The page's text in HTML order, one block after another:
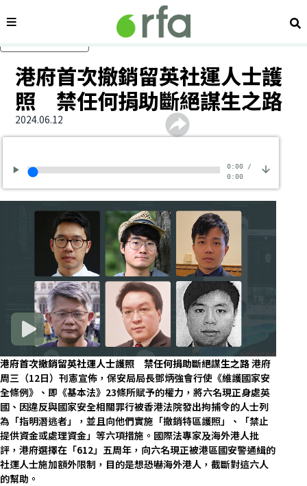
內容分類 搜
港府首次撤銷留英社運人士護
照 禁任何捐助斷絕謀生之路
2024.06.12
0:00/
0:00
港府首次撤銷留英社運人士護照 禁任何捐助斷絕謀生之路港府
周三（12日）刊憲宣佈，保安局局長鄧炳強會行使《維護國家安
全條例》、即《基本法》23條所賦予的權力，將六名現正身處英
國、因違反與國家安全相關罪行被香港法院發出拘捕令的人士列
為「指明潛逃者」，並且向他們實施「撤銷特區護照」、「禁止
提供資金或處理資金」等六項措施。國際法專家及海外港人批
評，港府選擇在「612」五周年，向六名現正被港區國安警通緝的
社運人士施加額外限制，目的是想恐嚇海外港人，截斷對這六人
的幫助。